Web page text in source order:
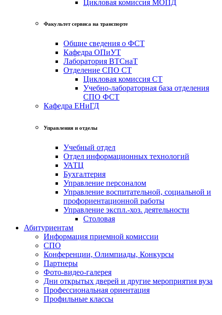
Цикловая комиссия МОПД
Факультет сервиса на транспорте
Общие сведения о ФСТ
Кафедра ОПиУТ
Лаборатория ВТСнаТ
Отделение СПО СТ
Цикловая комиссия СТ
Учебно-лабораторная база отделения
СПО ФСТ
Кафедра ЕНиГД
Управления и отделы
Учебный отдел
Отдел информационных технологий
УАТЦ
Бухгалтерия
Управление персоналом
Управление воспитательной, социальной и
профориентационной работы
Управление экспл.-хоз. деятельности
Столовая
Абитуриентам
Информация приемной комиссии
СПО
Конференции, Олимпиады, Конкурсы
Партнеры
Фото-видео-галерея
Дни открытых дверей и другие мероприятия вуза
Профессиональная ориентация
Профильные классы